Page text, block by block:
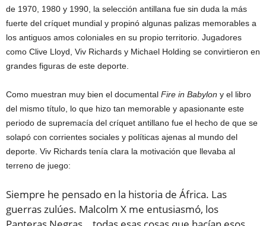
de 1970, 1980 y 1990, la selección antillana fue sin duda la más
fuerte del críquet mundial y propinó algunas palizas memorables a
los antiguos amos coloniales en su propio territorio. Jugadores
como Clive Lloyd, Viv Richards y Michael Holding se convirtieron en
grandes figuras de este deporte.
Como muestran muy bien el documental Fire in Babylon y el libro
del mismo título, lo que hizo tan memorable y apasionante este
periodo de supremacía del críquet antillano fue el hecho de que se
solapó con corrientes sociales y políticas ajenas al mundo del
deporte. Viv Richards tenía clara la motivación que llevaba al
terreno de juego:
Siempre he pensado en la historia de África. Las
guerras zulúes. Malcolm X me entusiasmó, los